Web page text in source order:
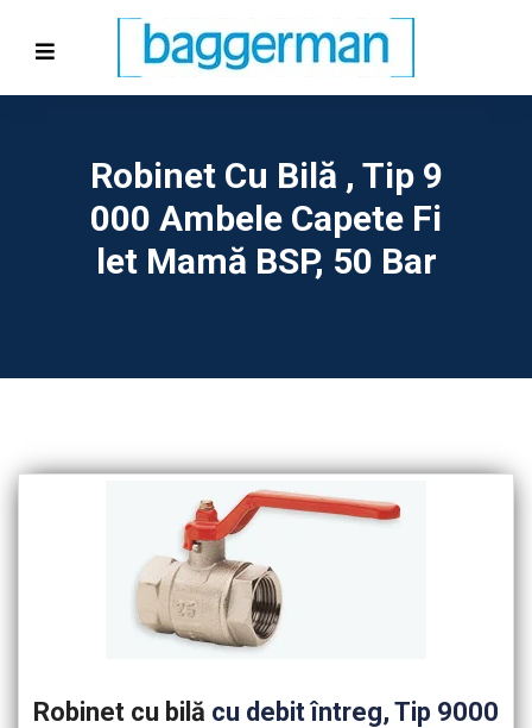
Robinet Cu Bilă , Tip 9
000 Ambele Capete Fi
Let Mamă BSP, 50 Bar
Robinet cu bilă cu debit întreg, Tip 9000